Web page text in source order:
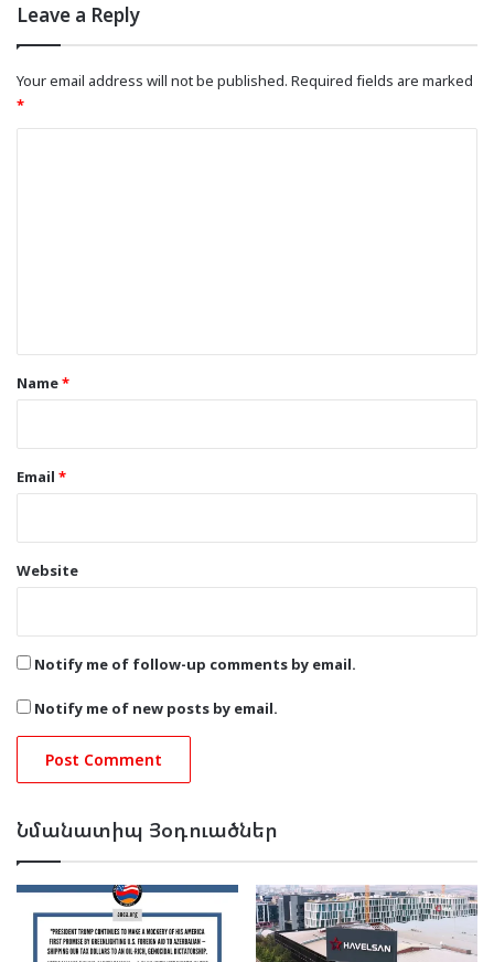
Leave a Reply
Your email address will not be published. Required fields are marked
*
*Name*
Email *
Website
Notify me of follow-up comments by email.
Notify me of new posts by email.
Նմանատիպ Յօդուածներ